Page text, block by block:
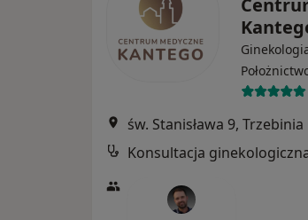
św. Stanisława 9, Trzebinia
Konsultacja